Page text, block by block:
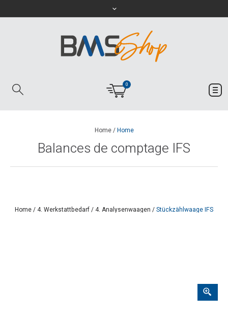
0
Home/Home
Balances de comptage IFS
Home/4. Werkstattbedarf/4. Analysenwaagen /Stückzählwaage IFS